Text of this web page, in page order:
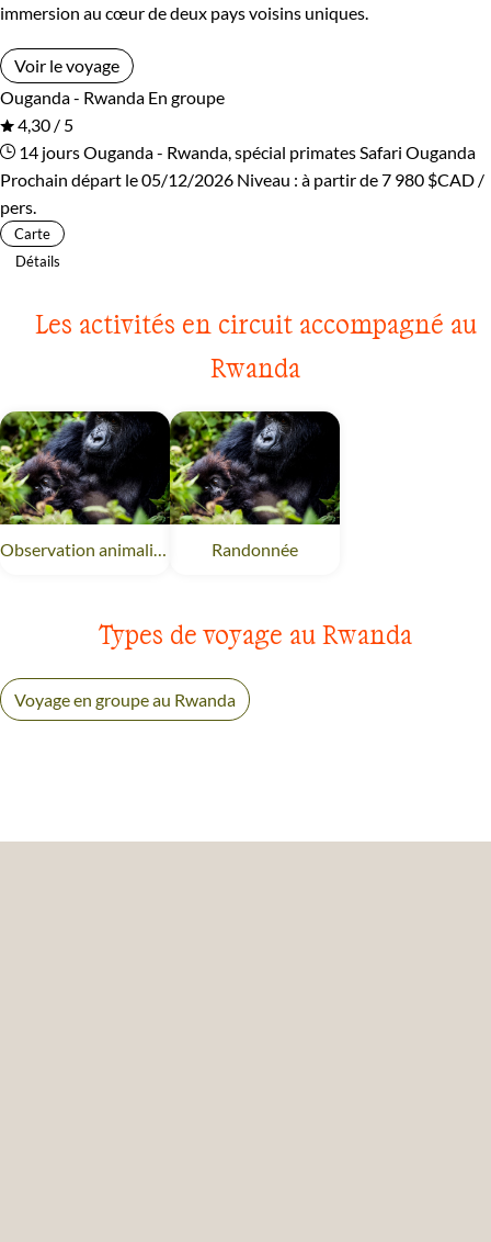
immersion au cœur de deux pays voisins uniques.
Voir le voyage
Ouganda - Rwanda En groupe
4,30 / 5
14 joursOuganda - Rwanda, spécial primates Safari Ouganda
Prochain départ le 05/12/2026 Niveau : à partir de7 980 $CAD /
pers.
Carte
Détails
Les activités en circuit accompagné au
Rwanda
Observation animalière RwandaRandonnée
Types de voyage au Rwanda
Voyage en groupe au Rwanda